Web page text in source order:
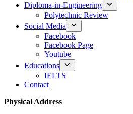
Diploma-in-Engineering
Polytechnic Review
Social Media
Facebook
Facebook Page
Youtube
Educations
IELTS
Contact
Physical Address